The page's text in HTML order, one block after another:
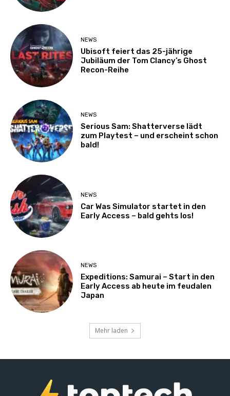
NEWS
Ubisoft feiert das 25-jährige
Jubiläum der Tom Clancy’s Ghost
Recon-Reihe
NEWS
Serious Sam: Shatterverse lädt
zum Playtest – und erscheint schon
bald!
NEWS
Car Was Simulator startet in den
Early Access – bald gehts los!
NEWS
Expeditions: Samurai – Start in den
Early Access ab heute im feudalen
Japan
Mehr laden